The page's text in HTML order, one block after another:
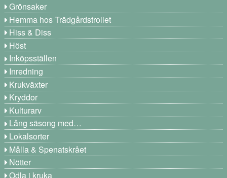
Grönsaker
Hemma hos Trädgårdstrollet
Hiss & Diss
Höst
Inköpsställen
Inredning
Krukväxter
Kryddor
Kulturarv
Lång säsong med…
Lokalsorter
Målla & Spenatskrået
Nötter
Odla i kruka